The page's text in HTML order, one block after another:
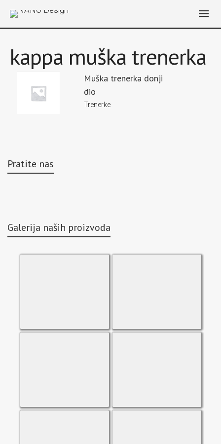
kappa muška trenerka
Muška trenerka donji
dio
Trenerke
Pratite nas
Galerija naših proizvoda